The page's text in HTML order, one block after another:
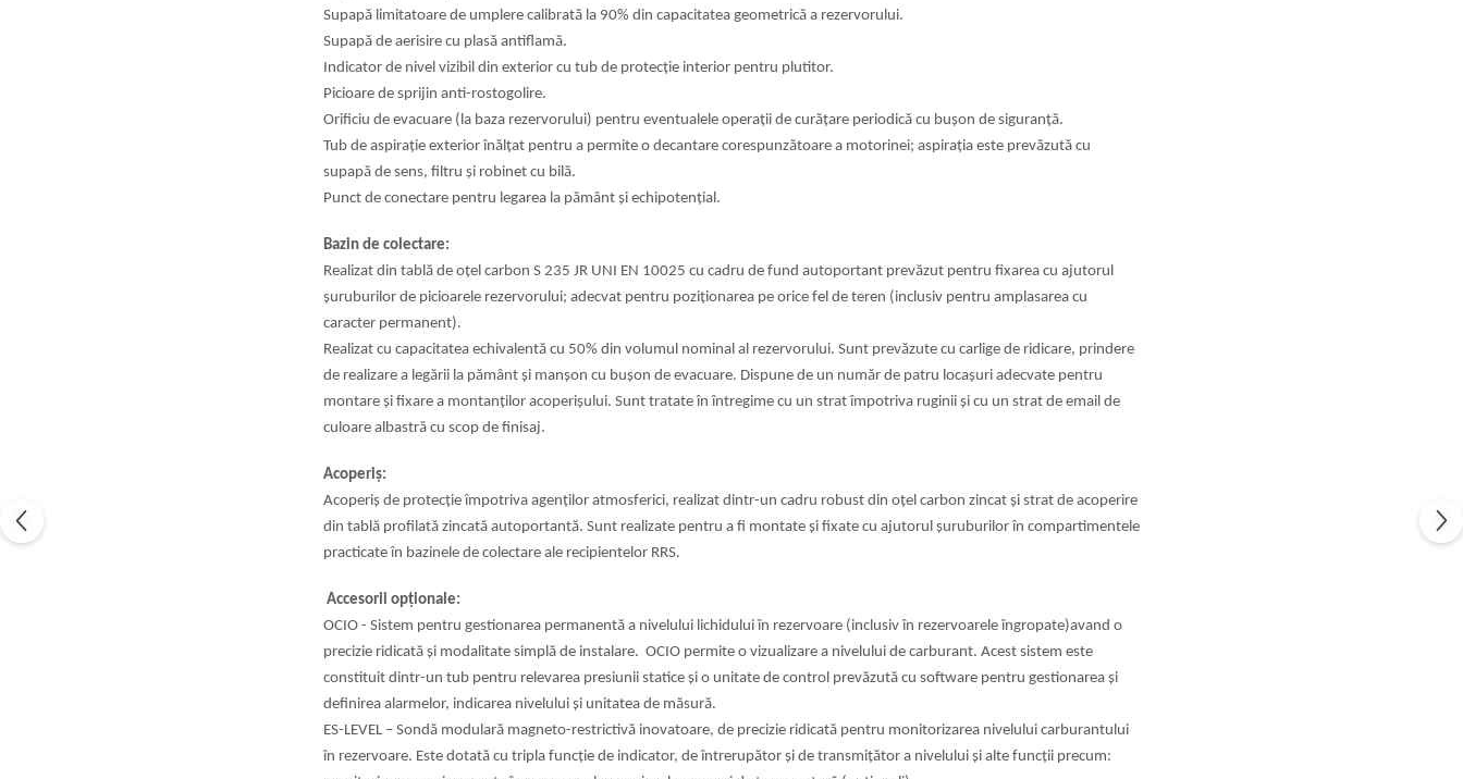
Supapă limitatoare de umplere calibrată la 90% din capacitatea geometrică a rezervorului.
Supapă de aerisire cu plasă antiflamă.
Indicator de nivel vizibil din exterior cu tub de protecție interior pentru plutitor.
Picioare de sprijin anti-rostogolire.
Orificiu de evacuare (la baza rezervorului) pentru eventualele operații de curățare periodică cu bușon de siguranță.
Tub de aspirație exterior înălțat pentru a permite o decantare corespunzătoare a motorinei; aspirația este prevăzută cu
supapă de sens, filtru și robinet cu bilă.
Punct de conectare pentru legarea la pământ și echipotențial.
Bazin de colectare:
Realizat din tablă de oțel carbon S 235 JR UNI EN 10025 cu cadru de fund autoportant prevăzut pentru fixarea cu ajutorul
șuruburilor de picioarele rezervorului; adecvat pentru poziționarea pe orice fel de teren (inclusiv pentru amplasarea cu
caracter permanent).
Realizat cu capacitatea echivalentă cu 50% din volumul nominal al rezervorului. Sunt prevăzute cu carlige de ridicare, prindere
de realizare a legării la pământ și manșon cu bușon de evacuare. Dispune de un număr de patru locașuri adecvate pentru
montare și fixare a montanților acoperișului. Sunt tratate în întregime cu un strat împotriva ruginii și cu un strat de email de
culoare albastră cu scop de finisaj.
Acoperiș:
Acoperiș de protecție împotriva agenților atmosferici, realizat dintr-un cadru robust din oțel carbon zincat și strat de acoperire
din tablă profilată zincată autoportantă. Sunt realizate pentru a fi montate și fixate cu ajutorul șuruburilor în compartimentele
practicate în bazinele de colectare ale recipientelor RRS.
Accesorii opționale:
OCIO - Sistem pentru gestionarea permanentă a nivelului lichidului în rezervoare (inclusiv în rezervoarele îngropate)avand o
precizie ridicată și modalitate simplă de instalare. OCIO permite o vizualizare a nivelului de carburant. Acest sistem este
constituit dintr-un tub pentru relevarea presiunii statice și o unitate de control prevăzută cu software pentru gestionarea și
definirea alarmelor, indicarea nivelului și unitatea de măsură.
ES-LEVEL – Sondă modulară magneto-restrictivă inovatoare, de precizie ridicată pentru monitorizarea nivelului carburantului
în rezervoare. Este dotată cu tripla funcție de indicator, de întrerupător și de transmițător a nivelului și alte funcții precum: